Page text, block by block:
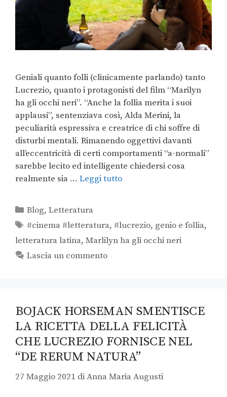
Geniali quanto folli (clinicamente parlando) tanto
Lucrezio, quanto i protagonisti del film “Marilyn
ha gli occhi neri”. “Anche la follia merita i suoi
applausi”, sentenziava così, Alda Merini, la
peculiarità espressiva e creatrice di chi soffre di
disturbi mentali. Rimanendo oggettivi davanti
all’eccentricità di certi comportamenti “a-normali”
sarebbe lecito ed intelligente chiedersi cosa
realmente sia … Leggi tutto
Blog,Letteratura
#cinema #letteratura, #lucrezio, genio e follia,
letteratura latina, Marlilyn ha gli occhi neri
Lascia un commento
BOJACK HORSEMAN SMENTISCE
LA RICETTA DELLA FELICITÀ
CHE LUCREZIO FORNISCE NEL
“DE RERUM NATURA”
27 Maggio 2021 diAnna Maria Augusti